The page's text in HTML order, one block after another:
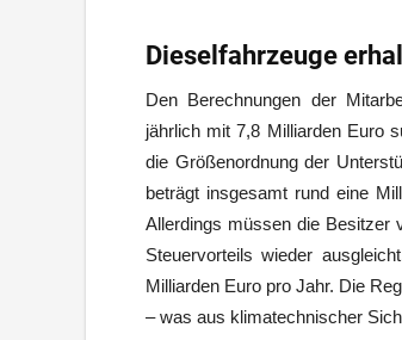
Dieselfahrzeuge
Den Berechnungen der
jährlich mit 7,8 Milliarden Euro
die Größenordnung der
beträgt insgesamt rund eine
Allerdings müssen die Besitzer
Steuervorteils wieder
Milliarden Euro pro Jahr. Die
– was aus klimatechnischer